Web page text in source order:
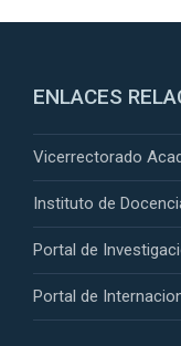
ENLACES
Vicerrectorado
Instituto de
Portal de
Portal de